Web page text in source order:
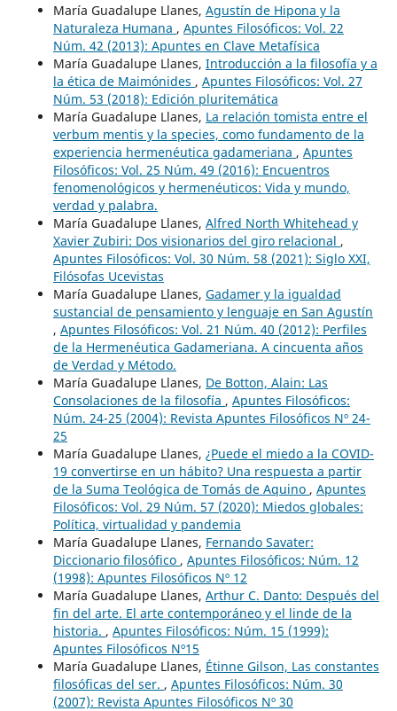
María Guadalupe Llanes, Agustín de Hipona y la
Naturaleza Humana , Apuntes Filosóficos: Vol. 22
Núm. 42 (2013): Apuntes en Clave Metafísica
María Guadalupe Llanes, Introducción a la filosofía y a
la ética de Maimónides , Apuntes Filosóficos: Vol. 27
Núm. 53 (2018): Edición pluritemática
María Guadalupe Llanes, La relación tomista entre el
verbum mentis y la species, como fundamento de la
experiencia hermenéutica gadameriana , Apuntes
Filosóficos: Vol. 25 Núm. 49 (2016): Encuentros
fenomenológicos y hermenéuticos: Vida y mundo,
verdad y palabra.
María Guadalupe Llanes, Alfred North Whitehead y
Xavier Zubiri: Dos visionarios del giro relacional ,
Apuntes Filosóficos: Vol. 30 Núm. 58 (2021): Siglo XXI,
Filósofas Ucevistas
María Guadalupe Llanes, Gadamer y la igualdad
sustancial de pensamiento y lenguaje en San Agustín
, Apuntes Filosóficos: Vol. 21 Núm. 40 (2012): Perfiles
de la Hermenéutica Gadameriana. A cincuenta años
de Verdad y Método.
María Guadalupe Llanes, De Botton, Alain: Las
Consolaciones de la filosofía , Apuntes Filosóficos:
Núm. 24-25 (2004): Revista Apuntes Filosóficos Nº 24-
25
María Guadalupe Llanes, ¿Puede el miedo a la COVID-
19 convertirse en un hábito? Una respuesta a partir
de la Suma Teológica de Tomás de Aquino , Apuntes
Filosóficos: Vol. 29 Núm. 57 (2020): Miedos globales:
Política, virtualidad y pandemia
María Guadalupe Llanes, Fernando Savater:
Diccionario filosófico , Apuntes Filosóficos: Núm. 12
(1998): Apuntes Filosóficos Nº 12
María Guadalupe Llanes, Arthur C. Danto: Después del
fin del arte. El arte contemporáneo y el linde de la
historia. , Apuntes Filosóficos: Núm. 15 (1999):
Apuntes Filosóficos Nº15
María Guadalupe Llanes, Étinne Gilson, Las constantes
filosóficas del ser. , Apuntes Filosóficos: Núm. 30
(2007): Revista Apuntes Filosóficos Nº 30